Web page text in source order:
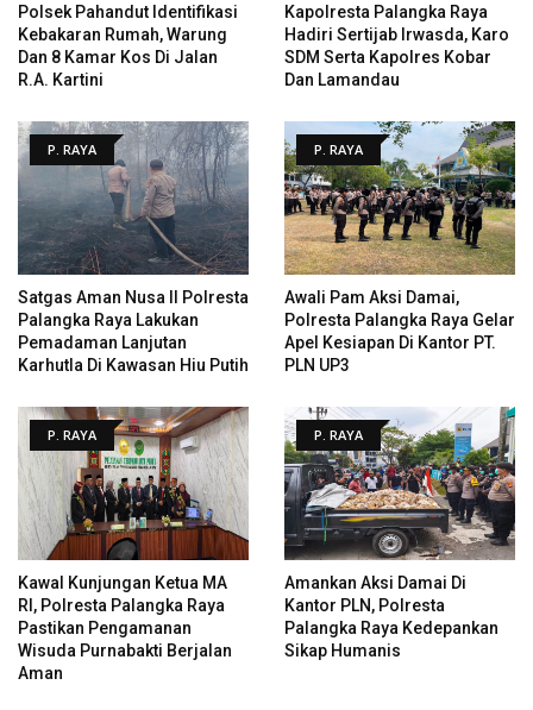
Polsek Pahandut Identifikasi
Kebakaran Rumah, Warung
Dan 8 Kamar Kos Di Jalan
R.A. Kartini
Kapolresta Palangka Raya
Hadiri Sertijab Irwasda, Karo
SDM Serta Kapolres Kobar
Dan Lamandau
P. RAYA
Satgas Aman Nusa II Polresta
Palangka Raya Lakukan
Pemadaman Lanjutan
Karhutla Di Kawasan Hiu Putih
P. RAYA
Awali Pam Aksi Damai,
Polresta Palangka Raya Gelar
Apel Kesiapan Di Kantor PT.
PLN UP3
P. RAYA
Kawal Kunjungan Ketua MA
RI, Polresta Palangka Raya
Pastikan Pengamanan
Wisuda Purnabakti Berjalan
Aman
P. RAYA
Amankan Aksi Damai Di
Kantor PLN, Polresta
Palangka Raya Kedepankan
Sikap Humanis